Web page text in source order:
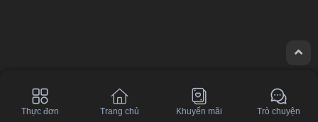
Thực đơn Trang chủ Khuyến mãi Trò chuyện